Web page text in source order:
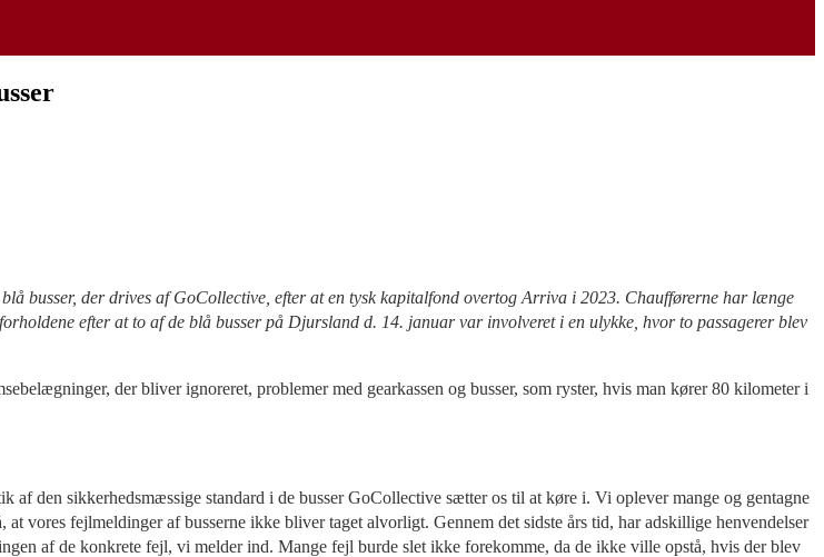
busser, der drives af GoCollective, efter at en tysk kapitalfond overtog Arriva i 2023. Chaufførerne har længe
efter at to af de blå busser på Djursland d. 14. januar var involveret i en ulykke, hvor to passagerer blev
der bliver ignoreret, problemer med gearkassen og busser, som ryster, hvis man kører 80 kilometer i
den sikkerhedsmæssige standard i de busser GoCollective sætter os til at køre i. Vi oplever mange og gentagne
vores fejlmeldinger af busserne ikke bliver taget alvorligt. Gennem det sidste års tid, har adskillige henvendelser
af de konkrete fejl, vi melder ind. Mange fejl burde slet ikke forekomme, da de ikke ville opstå, hvis der blev